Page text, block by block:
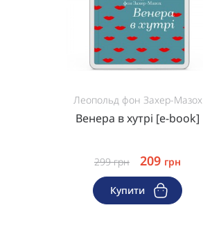
Леопольд фон Захер-Мазох
Венера в хутрі [e-book]
299грн 209 грн
Купити